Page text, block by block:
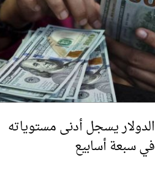
الدولار يسجل أدنى مستوياته
في سبعة أسابيع